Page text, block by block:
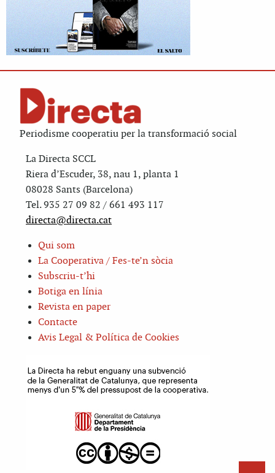
Periodisme cooperatiu per la transformació social
La Directa SCCL
Riera d’Escuder, 38, nau 1, planta 1
08028 Sants (Barcelona)
Tel. 935 27 09 82 / 661 493 117
directa@directa.cat
Qui som
La Cooperativa / Fes-te’n sòcia
Subscriu-t’hi
Botiga en línia
Revista en paper
Contacte
Avis Legal & Política de Cookies